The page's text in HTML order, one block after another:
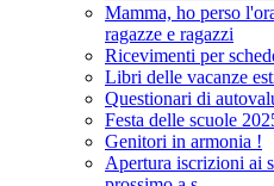
Mamma, ho perso
ragazze e ragazzi
Ricevimenti per
Libri delle vacanze
Questionari di
Festa delle scuole
Genitori in armonia !
Apertura iscrizioni ai